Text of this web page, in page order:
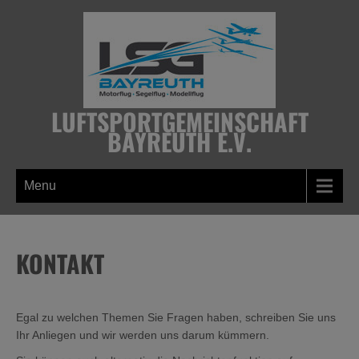
LUFTSPORTGEMEINSCHAFT
BAYREUTH E.V.
Menu
KONTAKT
Egal zu welchen Themen Sie Fragen haben, schreiben Sie uns
Ihr Anliegen und wir werden uns darum kümmern.